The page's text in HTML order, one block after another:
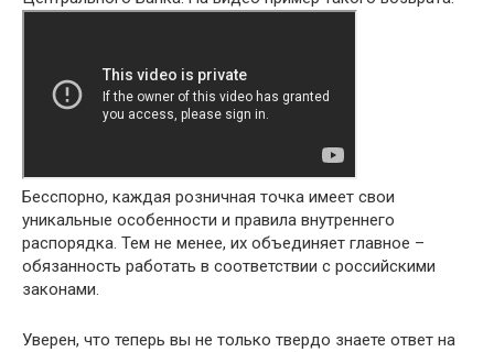
Бесспорно, каждая розничная точка имеет свои
уникальные особенности и правила внутреннего
распорядка. Тем не менее, их объединяет главное –
обязанность работать в соответствии с российскими
законами.
Уверен, что теперь вы не только твердо знаете ответ на